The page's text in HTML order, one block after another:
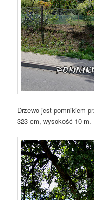
Drzewo jest pomnikiem
323 cm, wysokość 10 m.